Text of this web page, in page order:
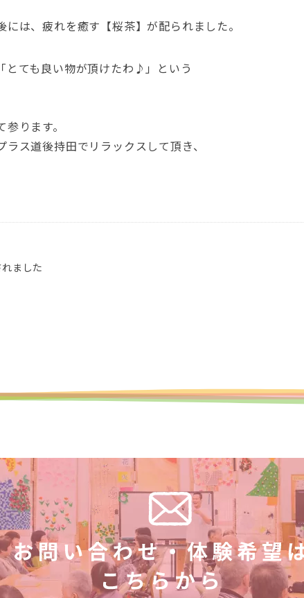
は、疲れを癒す【桜茶】が配られました。
とても良い物が頂けたわ♪」という
ります。
ス道後持田でリラックスして頂き、
ました